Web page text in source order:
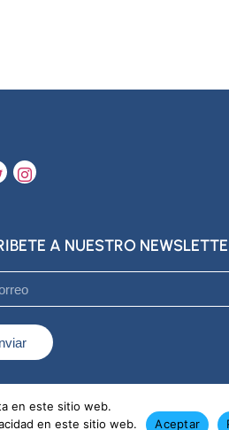
A NUESTRO
en este sitio web.
en este sitio web.
Aceptar